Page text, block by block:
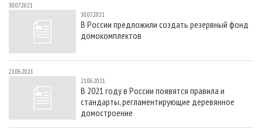
30.07.2021
30.07.2021
В России предложили создать резервный фонд
домокомплектов
21.06.2021
21.06.2021
В 2021 году в России появятся правила и
стандарты, регламентирующие деревянное
домостроение